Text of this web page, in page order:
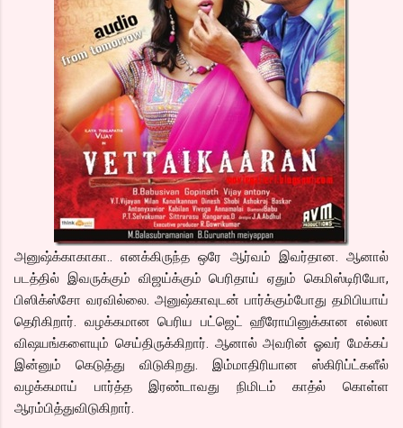
அனுஷ்க்காகாகா.. எனக்கிருந்த ஒரே ஆர்வம் இவர்தான. ஆனால்
படத்தில் இவருக்கும் விஜய்க்கும் பெரிதாய் ஏதும் கெமிஸ்டிரியோ,
பிஸிக்ஸ்சோ வரவில்லை. அனுஷ்காவுடன் பார்க்கும்போது தமிபியாய்
தெரிகிறார். வழக்கமான பெரிய பட்ஜெட் ஹீரோயினுக்கான எல்லா
விஷயங்களையும் செய்திருக்கிறார். ஆனால் அவரின் ஓவர் மேக்கப்
இன்னும் கெடுத்து விடுகிறது. இம்மாதிரியான ஸ்கிரிப்ட்களீல்
வழக்கமாய் பார்த்த இரண்டாவது நிமிடம் காத்ல் கொள்ள
ஆரம்பித்துவிடுகிறார்.